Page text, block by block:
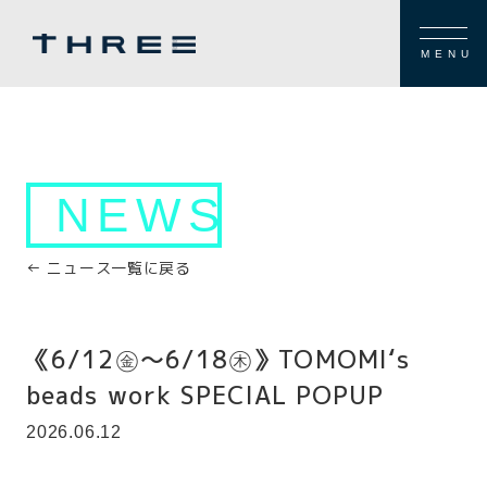
MENU
NEWS
← ニュース一覧に戻る
《6/12㊎～6/18㊍》TOMOMI‘s
beads work SPECIAL POPUP
2026.06.12